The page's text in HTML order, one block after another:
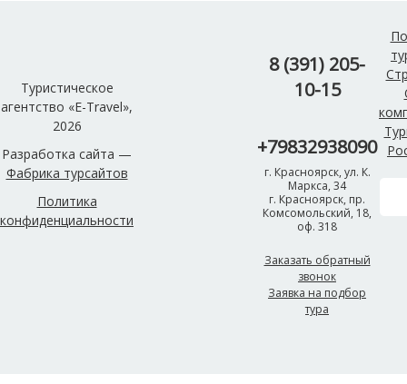
Туристическое
агентство «E-Travel»,
2026
Разработка сайта —
Фабрика турсайтов
Политика
конфиденциальности
8 (391) 205-
10-15
+79832938090
г. Красноярск, ул. К.
Маркса, 34
г. Красноярск, пр.
Комсомольский, 18,
оф. 318
Заказать обратный
звонок
Заявка на подбор
тура